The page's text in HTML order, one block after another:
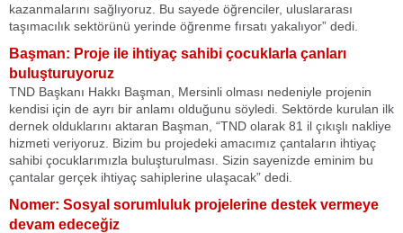
kazanmalarını sağlıyoruz. Bu sayede öğrenciler, uluslararası
taşımacılık sektörünü yerinde öğrenme fırsatı yakalıyor” dedi.
Başman: Proje ile ihtiyaç sahibi çocuklarla çanları
buluşturuyoruz
TND Başkanı Hakkı Başman, Mersinli olması nedeniyle projenin
kendisi için de ayrı bir anlamı olduğunu söyledi. Sektörde kurulan ilk
dernek olduklarını aktaran Başman, “TND olarak 81 il çıkışlı nakliye
hizmeti veriyoruz. Bizim bu projedeki amacımız çantaların ihtiyaç
sahibi çocuklarımızla buluşturulması. Sizin sayenizde eminim bu
çantalar gerçek ihtiyaç sahiplerine ulaşacak” dedi.
Nomer: Sosyal sorumluluk projelerine destek vermeye
devam edeceğiz